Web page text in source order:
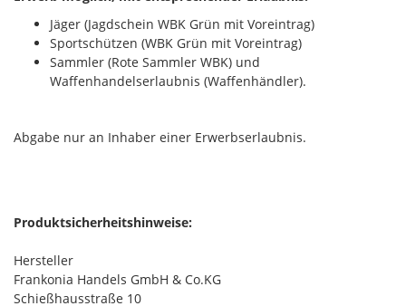
Jäger (Jagdschein WBK Grün mit Voreintrag)
Sportschützen (WBK Grün mit Voreintrag)
Sammler (Rote Sammler WBK) und
Waffenhandelserlaubnis (Waffenhändler).
Abgabe nur an Inhaber einer Erwerbserlaubnis.
Produktsicherheitshinweise:
Hersteller
Frankonia Handels GmbH & Co.KG
Schießhausstraße 10